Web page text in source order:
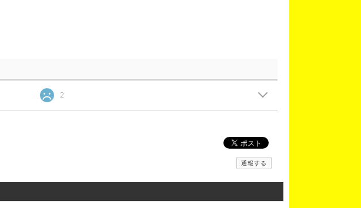
2
通報する